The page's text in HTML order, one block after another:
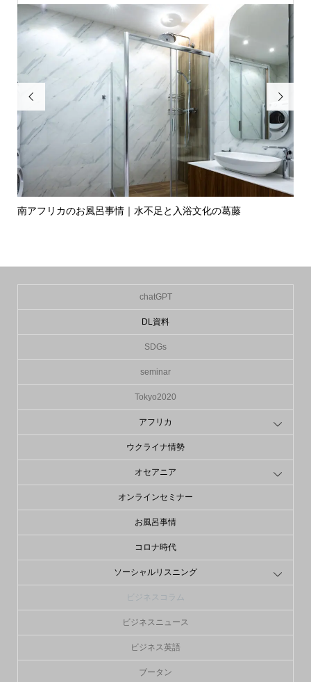

南アフリカのお風呂事情｜水不足と入浴文化の葛藤

chatGPT
DL資料
SDGs
seminar
Tokyo2020
アフリカ
ウクライナ情勢
オセアニア
オンラインセミナー
お風呂事情
コロナ時代
ソーシャルリスニング
ビジネスコラム
ビジネスニュース
ビジネス英語
ブータン